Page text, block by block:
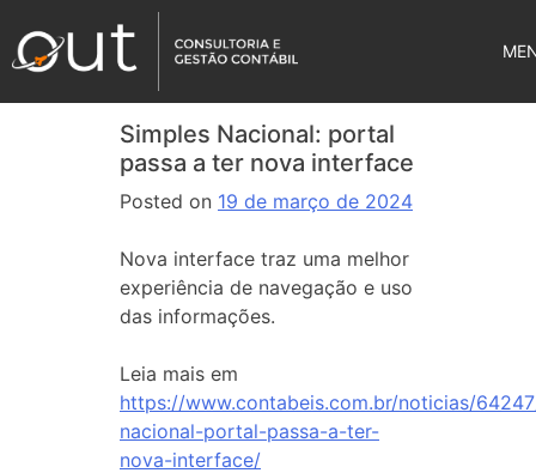
Simples Nacional: portal
passa a ter nova interface
Posted on 19 de março de 2024
Nova interface traz uma melhor
experiência de navegação e uso
das informações.
Leia mais em
https://www.contabeis.com.br/noticias/
nacional-portal-passa-a-ter-
nova-interface/